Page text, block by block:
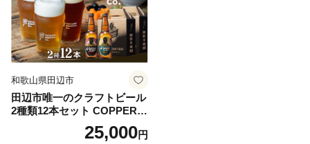
和歌山県田辺市
田辺市唯一のクラフトビール
2種類12本セット COPPER
（アルコール度数6％）GOL
D（アルコール度数5.5％）各
25,000円